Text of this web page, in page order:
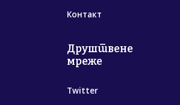
Контакт
Друштвене
мреже
Twitter